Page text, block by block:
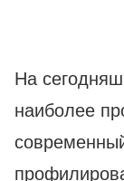
На
наиболее